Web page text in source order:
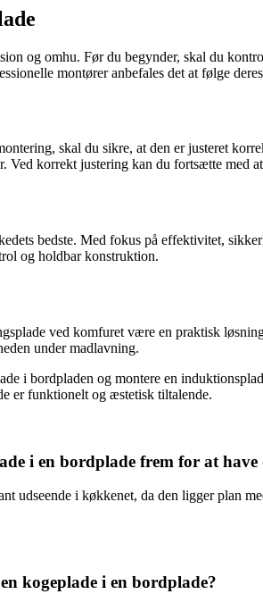
og omhu. Før du begynder, skal du
montører anbefales det at følge
skal du sikre, at den er justeret
korrekt justering kan du fortsætte med
bedste. Med fokus på effektivitet,
og holdbar konstruktion.
ved komfuret være en praktisk
under madlavning.
i bordpladen og montere en
er funktionelt og æstetisk tiltalende.
i en bordplade frem for at have
udseende i køkkenet, da den ligger plan
kogeplade i en bordplade?